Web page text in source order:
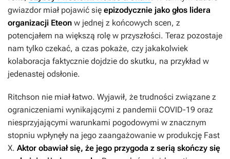
gwiazdor miał pojawić się epizodycznie jako głos lidera
organizacji Eteon w jednej z końcowych scen, z
potencjałem na większą rolę w przyszłości. Teraz pozostaje
nam tylko czekać, a czas pokaże, czy jakakolwiek
kolaboracja faktycznie dojdzie do skutku, na przykład w
jedenastej odsłonie.
Ritchson nie miał łatwo. Wyjawił, że trudności związane z
ograniczeniami wynikającymi z pandemii COVID-19 oraz
niesprzyjającymi warunkami pogodowymi w znacznym
stopniu wpłynęły na jego zaangażowanie w produkcję Fast
X. Aktor obawiał się, że jego przygoda z serią skończy się